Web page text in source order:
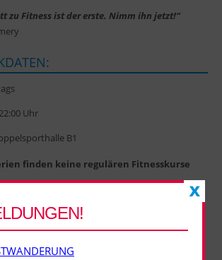
zu Fitness ist der erste. Nimm ihn jetzt!“
Uhr
B1
finden keine regulären Fitnesskurse